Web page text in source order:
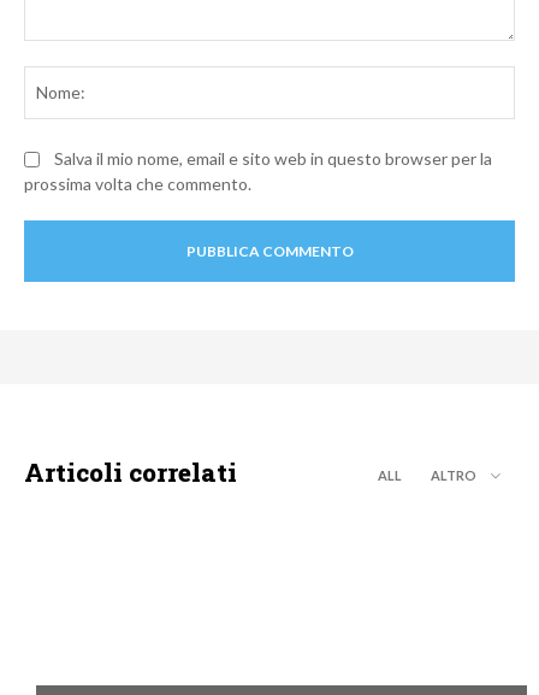
Salva il mio nome, email e sito web in questo browser per la
prossima volta che commento.
Articoli correlati ALL ALTRO